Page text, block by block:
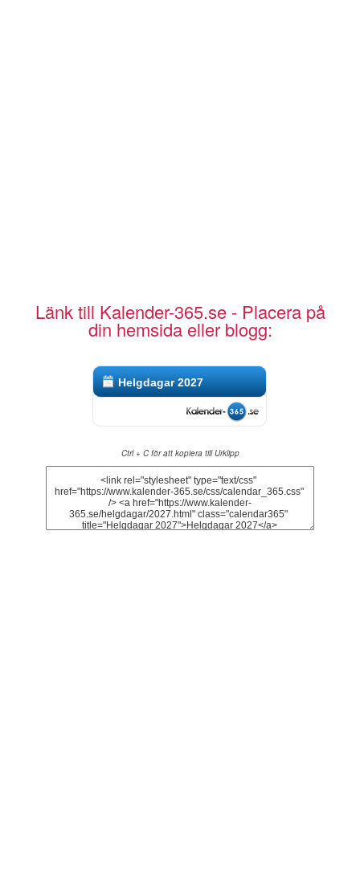
Länk till Kalender-365.se - Placera på
din hemsida eller blogg:
Helgdagar 2027
Ctrl + C för att kopiera till Urklipp